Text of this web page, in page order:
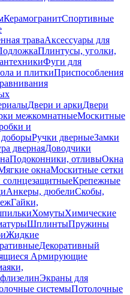
КерамогранитСпортивные
траваАксессуары для
Плинтусы, уголки,
Фуги для
и плиткиПриспособления
Двери и аркиДвери
межкомнатныеМоскитные
и
Ручки дверныеЗамки
двернаяДоводчики
Подоконники, отливыОкна
окнаМоскитные сетки
Крепежные
Анкеры, дюбелиСкобы,
Гайки,
ХомутыХимические
ШплинтыПружины
Жидкие
Декоративный
Армирующие
Экраны для
системыПотолочные